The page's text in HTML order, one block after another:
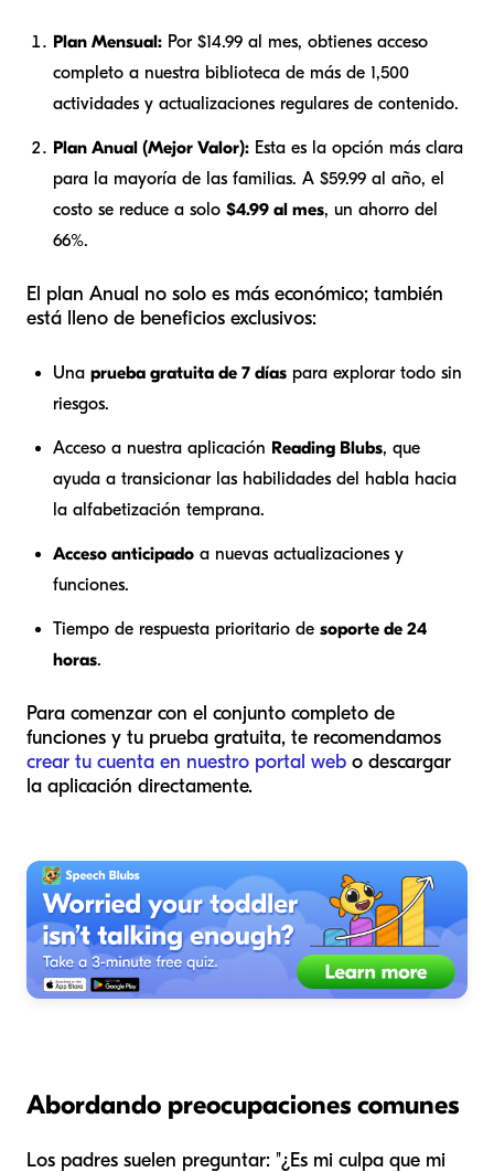
Plan Mensual: Por $14.99 al mes, obtienes acceso
completo a nuestra biblioteca de más de 1,500
actividades y actualizaciones regulares de contenido.
Plan Anual (Mejor Valor): Esta es la opción más clara
para la mayoría de las familias. A $59.99 al año, el
costo se reduce a solo $4.99 al mes, un ahorro del
66%.
El plan Anual no solo es más económico; también
está lleno de beneficios exclusivos:
Una prueba gratuita de 7 días para explorar todo sin
riesgos.
Acceso a nuestra aplicación Reading Blubs, que
ayuda a transicionar las habilidades del habla hacia
la alfabetización temprana.
Acceso anticipado a nuevas actualizaciones y
funciones.
Tiempo de respuesta prioritario de soporte de 24
horas.
Para comenzar con el conjunto completo de
funciones y tu prueba gratuita, te recomendamos
crear tu cuenta en nuestro portal web o descargar
la aplicación directamente.
Abordando preocupaciones comunes
Los padres suelen preguntar: "¿Es mi culpa que mi